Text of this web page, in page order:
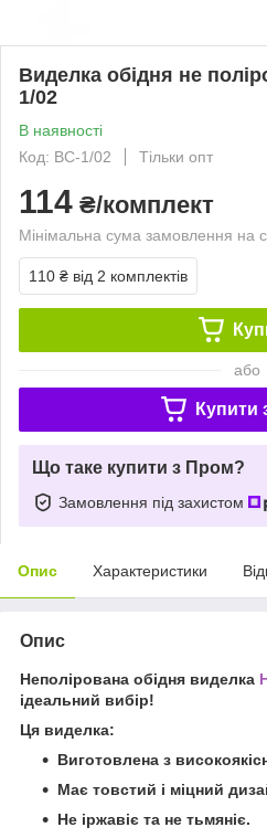
Виделка обідня не
1/02
В наявності
Код: BC-1/02
Тільки опт
114 ₴/комплект
Мінімальна сума замовлення на
110 ₴ від 2 комплектів
або
Купити
Що таке купити з Пром?
Замовлення під захистом
Опис Характеристики
Опис
Неполірована обідня виделка
ідеальний вибір!
Ця виделка:
Виготовлена з
Має товстий і міцний
Не іржавіє та не тьмяніє.